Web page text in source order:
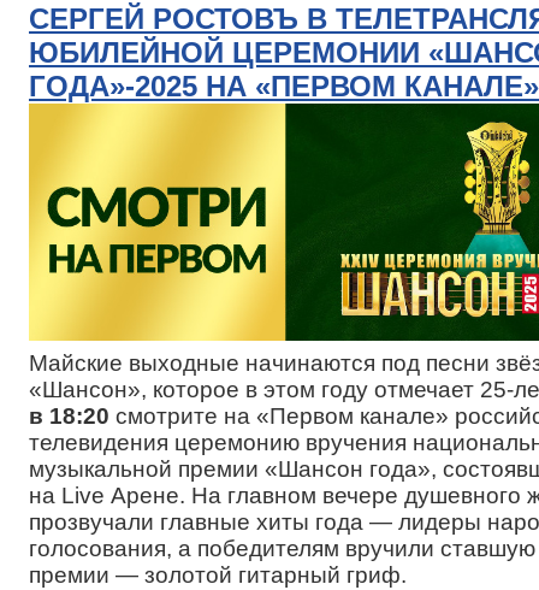
СЕРГЕЙ РОСТОВЪ В
ЮБИЛЕЙНОЙ ЦЕРЕМОНИИ
ГОДА»-2025 НА «ПЕРВОМ КАНАЛЕ»
Майские выходные начинаются под песни
«Шансон», которое в этом году отмечает 25-
в 18:20 смотрите на «Первом канале»
телевидения церемонию вручения
музыкальной премии «Шансон года»,
на Live Арене. На главном вечере душевного
прозвучали главные хиты года — лидеры
голосования, а победителям вручили
премии — золотой гитарный гриф.